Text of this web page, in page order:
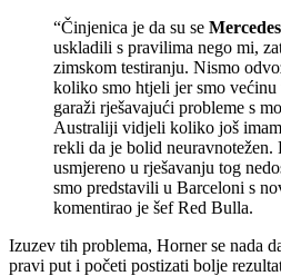
“Činjenica je da su se Mercedes
uskladili s pravilima nego mi,
zimskom testiranju. Nismo
koliko smo htjeli jer smo većinu
garaži rješavajući probleme s
Australiji vidjeli koliko još
rekli da je bolid neuravnotežen.
usmjereno u rješavanju tog
smo predstavili u Barceloni s
komentirao je šef Red Bulla.
Izuzev tih problema, Horner se nada
pravi put i početi postizati bolje